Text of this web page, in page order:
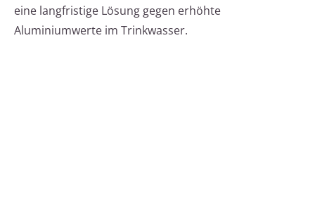
eine langfristige Lösung gegen erhöhte
Aluminiumwerte im Trinkwasser.